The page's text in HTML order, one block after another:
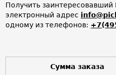
Получить
электронный адрес
одному из телефонов:
Сумма заказа